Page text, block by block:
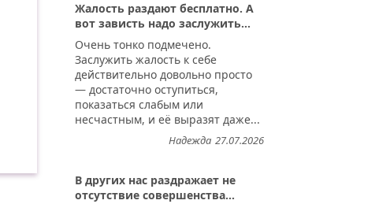
Жалость раздают бесплатно. А
вот зависть надо заслужить...
Очень тонко подмечено.
Заслужить жалость к себе
действительно довольно просто
— достаточно оступиться,
показаться слабым или
несчастным, и её выразят даже...
27.07.2026
Надежда
В других нас раздражает не
отсутствие совершенства...